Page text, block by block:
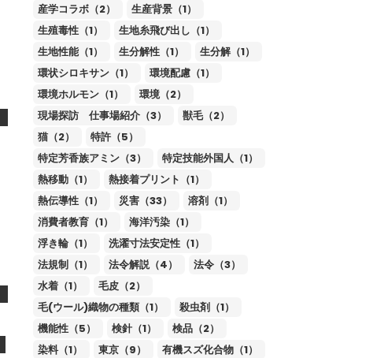
産学コラボ（2）
生産背景（1）
生殖毒性（1）
生地糸飛び出し（1）
生地性能（1）
生分解性（1）
生分解（1）
環状シロキサン（1）
環境配慮（1）
環境ホルモン（1）
環境（2）
現場探訪 仕事場紹介（3）
獣毛（2）
猫（2）
特許（5）
特定芳香族アミン（3）
特定技能外国人（1）
熱移動（1）
熱接着プリント（1）
熱伝導性（1）
災害（33）
溶剤（1）
消費者教育（1）
海洋汚染（1）
浮き輪（1）
洗濯寸法安定性（1）
法規制（1）
法令解説（4）
法令（3）
水着（1）
毛皮（2）
毛(ウール)織物の種類（1）
殺虫剤（1）
機能性（5）
検針（1）
検品（2）
染料（1）
東京（9）
有機スズ化合物（1）